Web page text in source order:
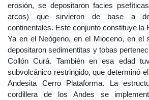
erosión, se depositaron facies
arcos) que sirvieron de base a
continentales. Este conjunto constituye la
Ya en el Neógeno, en el Mioceno, en el
depositaron sedimentitas y tobas
Collón Curá. También en esa edad
subvolcánico restringido, que determinó
Andesita Cerro Plataforma. La
cordillera de los Andes se